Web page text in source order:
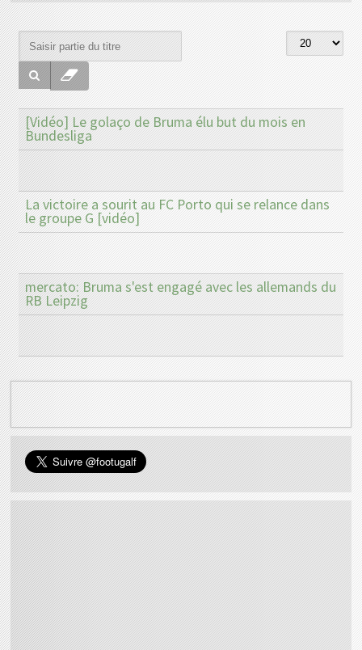
[Vidéo] Le golaço de Bruma élu but du mois en
Bundesliga
La victoire a sourit au FC Porto qui se relance dans
le groupe G [vidéo]
mercato: Bruma s'est engagé avec les allemands du
RB Leipzig